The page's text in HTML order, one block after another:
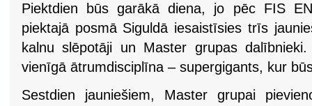
Piektdien būs garākā diena, jo pēc FIS
piektajā posmā Siguldā iesaistīsies trīs
kalnu slēpotāji un Master grupas
vienīgā ātrumdisciplīna – supergigants, kur
Sestdien jauniešiem, Master grupai